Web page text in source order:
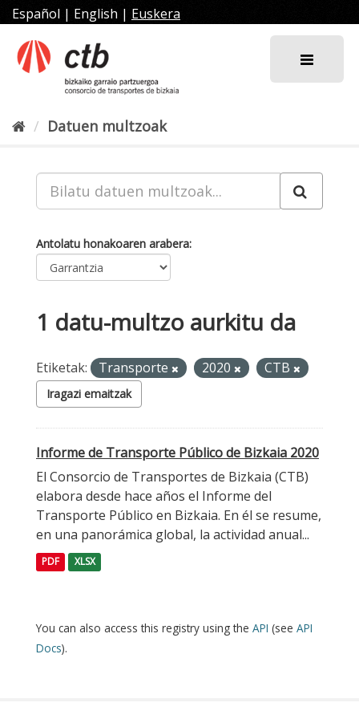
Joan
edukira
Español | English | Euskera
Datuen multzoak
Antolatu honakoaren arabera
1 datu-multzo aurkitu da
Etiketak: Transporte 2020 CTB
Iragazi emaitzak
Informe de Transporte Público de Bizkaia 2020
El Consorcio de Transportes de Bizkaia (CTB)
elabora desde hace años el Informe del
Transporte Público en Bizkaia. En él se resume,
en una panorámica global, la actividad anual...
PDF XLSX
You can also access this registry using the API (see API
Docs).